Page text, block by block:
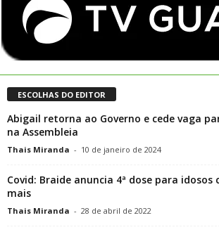
ESCOLHAS DO EDITOR
Abigail retorna ao Governo e cede vaga
na Assembleia
Thais Miranda - 10 de janeiro de 2024
Covid: Braide anuncia 4ª dose para idosos
mais
Thais Miranda - 28 de abril de 2022